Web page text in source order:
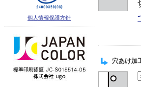
個人情報保護方針
穴あけ加